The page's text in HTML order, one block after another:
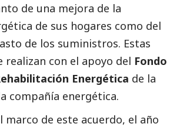
de una mejora de la
de sus hogares como del
de los suministros. Estas
realizan con el apoyo del Fondo
Energética de la
compañía energética.
marco de este acuerdo, el año